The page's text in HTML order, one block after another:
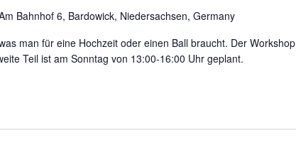
Bahnhof 6, Bardowick, Niedersachsen, Germany
man für eine Hochzeit oder einen Ball braucht. Der Workshop
Teil ist am Sonntag von 13:00-16:00 Uhr geplant.